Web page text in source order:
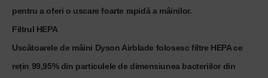
pentru a oferi o uscare foarte rapidă a mâinilor.
Filtrul HEPA
Uscătoarele de mâini Dyson Airblade folosesc filtre HEPA ce
rețin 99,95% din particulele de dimensiunea bacteriilor din